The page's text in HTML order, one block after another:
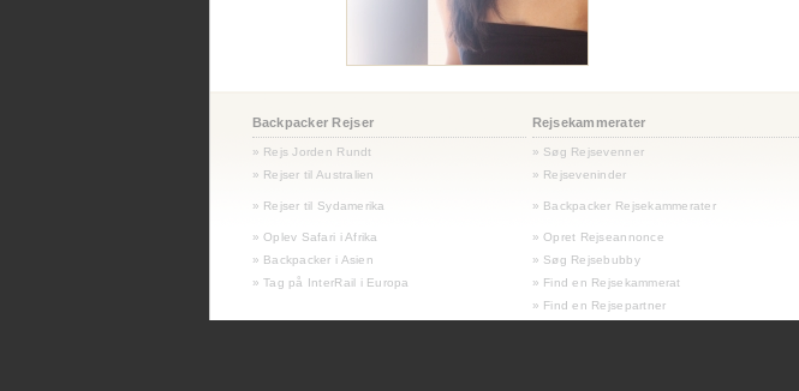
Backpacker Rejser Rejsekammerater
» Rejs Jorden Rundt » Søg Rejsevenner
» Rejser til Australien
» Rejseveninder
» Rejser til Sydamerika » Backpacker Rejsekammerater
» Oplev Safari i Afrika
» Opret Rejseannonce
» Backpacker i Asien
» Søg Rejsebubby
» Tag på InterRail i Europa
» Find en Rejsekammerat
» Find en Rejsepartner